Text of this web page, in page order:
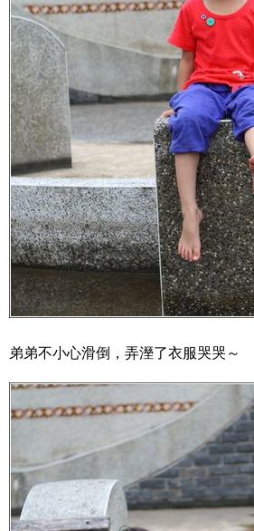
弟弟不小心滑倒，弄溼了衣服哭哭～